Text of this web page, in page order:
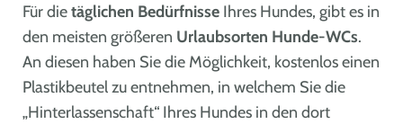
Für dietäglichen Bedürfnisse Ihres Hundes, gibt es in
den meisten größeren Urlaubsorten Hunde-WCs.
An diesen haben Sie die Möglichkeit, kostenlos einen
Plastikbeutel zu entnehmen, in welchem Sie die
„Hinterlassenschaft“ Ihres Hundes in den dort